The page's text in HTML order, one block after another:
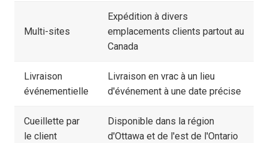
Multi-sites
Expédition à divers
emplacements clients partout au
Canada
Livraison
événementielle
Livraison en vrac à un lieu
d'événement à une date précise
Cueillette par
le client
Disponible dans la région
d'Ottawa et de l'est de l'Ontario